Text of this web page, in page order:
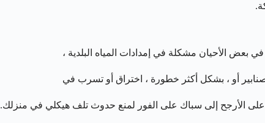
الأحيان مشكلة في إمدادات المياه البلدية ،
أو ، بشكل أكثر خطورة ، اختراق أو تسرب في
على الأرجح إلى سباك على الفور لمنع حدوث تلف هيكلي في منزلك.